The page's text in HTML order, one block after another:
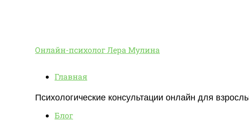
Онлайн-
Онлайн-психолог Лера Мулина
Психологические консультации онлайн для
Главная
Блог